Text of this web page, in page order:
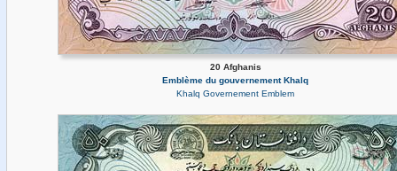
20 Afghanis
Emblème du gouvernement Khalq
Khalq Governement Emblem